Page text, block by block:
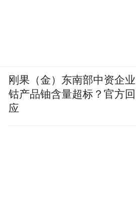
刚果（金）东南部中资企业
钴产品铀含量超标？官方回
应